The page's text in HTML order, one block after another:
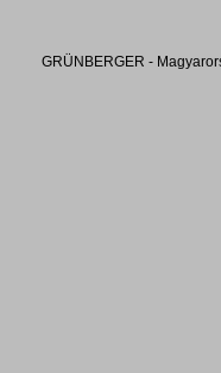
GRÜNBERGER -